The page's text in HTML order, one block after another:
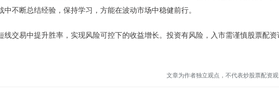
不断总结经验，保持学习，方能在波动市场中稳健前行。
交易中提升胜率，实现风险可控下的收益增长。投资有风险，入市需谨慎股票配资
文章为作者独立观点，不代表炒股票配资